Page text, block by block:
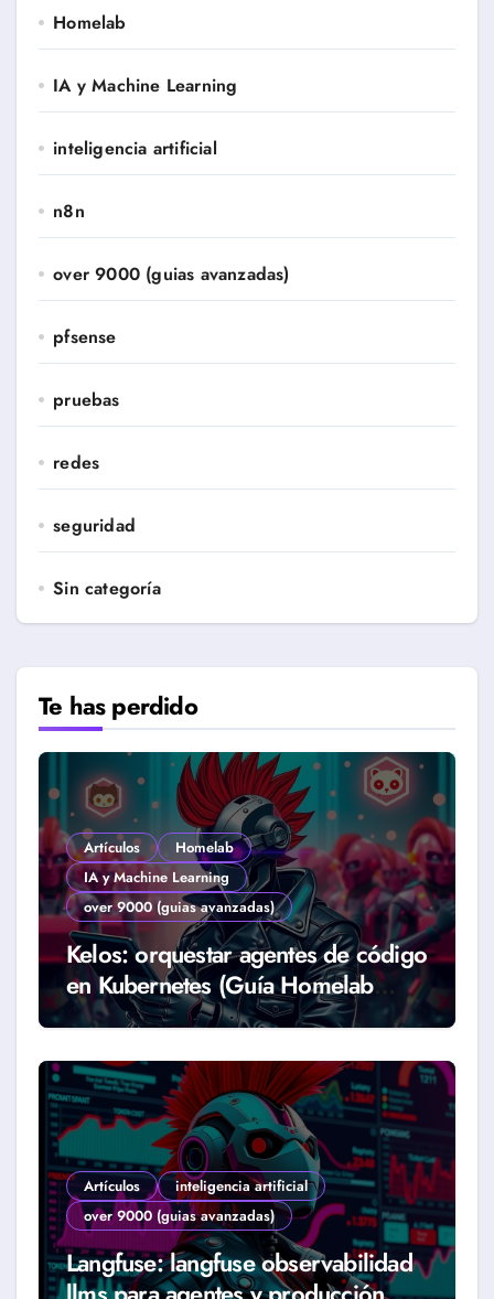
Homelab
IA y Machine Learning
inteligencia artificial
n8n
over 9000 (guias avanzadas)
pfsense
pruebas
redes
seguridad
Sin categoría
Te has perdido
Artículos
Homelab
IA y Machine Learning
over 9000 (guias avanzadas)
Kelos: orquestar agentes de código
en Kubernetes (Guía Homelab
2026)
Artículos
inteligencia artificial
over 9000 (guias avanzadas)
Langfuse: langfuse observabilidad